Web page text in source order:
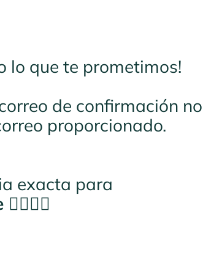
lo que te prometimos!
de confirmación no
proporcionado.
exacta para
👇🏻👇🏻